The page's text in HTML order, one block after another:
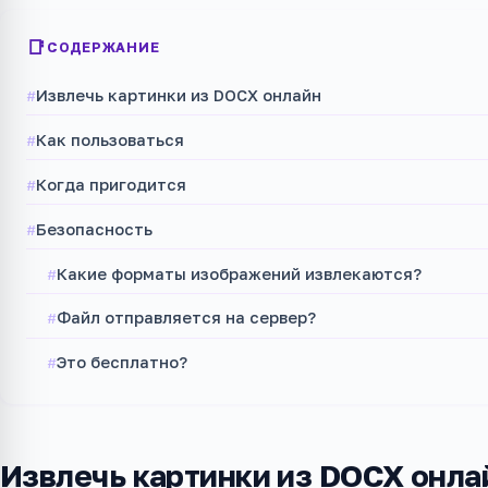
СОДЕРЖАНИЕ
Извлечь картинки из DOCX онлайн
Как пользоваться
Когда пригодится
Безопасность
Какие форматы изображений извлекаются?
Файл отправляется на сервер?
Это бесплатно?
Извлечь картинки из DOCX